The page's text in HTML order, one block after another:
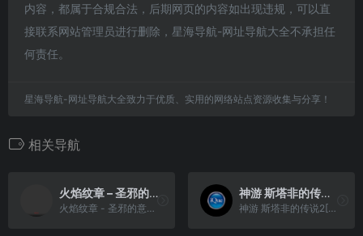
内容，都属于合规合法，后期网页的内容如出现违规，可以直
接联系网站管理员进行删除，星海导航-网址导航大全不承担任
何责任。
星海导航-网址导航大全致力于优质、实用的网络站点资源收集与分享！
相关导航
火焰纹章 – 圣邪的意志(狼组+火花天龙剑)1.4同人版 127.25
火焰纹章 - 圣邪的意志(狼组+火花天龙剑)1.4同人版 127.25
神游 斯塔非的传说2[未发售](简)(128Mb)
神游 斯塔非的传说2[未发售](简)(128Mb)